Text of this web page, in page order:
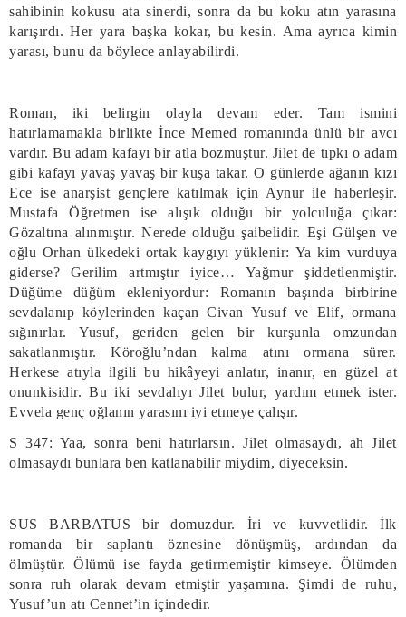
sahibinin kokusu ata sinerdi, sonra da bu koku atın yarasına
karışırdı. Her yara başka kokar, bu kesin. Ama ayrıca kimin
yarası, bunu da böylece anlayabilirdi.
Roman, iki belirgin olayla devam eder. Tam ismini
hatırlamamakla birlikte İnce Memed romanında ünlü bir avcı
vardır. Bu adam kafayı bir atla bozmuştur. Jilet de tıpkı o adam
gibi kafayı yavaş yavaş bir kuşa takar. O günlerde ağanın kızı
Ece ise anarşist gençlere katılmak için Aynur ile haberleşir.
Mustafa Öğretmen ise alışık olduğu bir yolculuğa çıkar:
Gözaltına alınmıştır. Nerede olduğu şaibelidir. Eşi Gülşen ve
oğlu Orhan ülkedeki ortak kaygıyı yüklenir: Ya kim vurduya
giderse? Gerilim artmıştır iyice… Yağmur şiddetlenmiştir.
Düğüme düğüm ekleniyordur: Romanın başında birbirine
sevdalanıp köylerinden kaçan Civan Yusuf ve Elif, ormana
sığınırlar. Yusuf, geriden gelen bir kurşunla omzundan
sakatlanmıştır. Köroğlu’ndan kalma atını ormana sürer.
Herkese atıyla ilgili bu hikâyeyi anlatır, inanır, en güzel at
onunkisidir. Bu iki sevdalıyı Jilet bulur, yardım etmek ister.
Evvela genç oğlanın yarasını iyi etmeye çalışır.
S 347: Yaa, sonra beni hatırlarsın. Jilet olmasaydı, ah Jilet
olmasaydı bunlara ben katlanabilir miydim, diyeceksin.
SUS BARBATUS bir domuzdur. İri ve kuvvetlidir. İlk
romanda bir saplantı öznesine dönüşmüş, ardından da
ölmüştür. Ölümü ise fayda getirmemiştir kimseye. Ölümden
sonra ruh olarak devam etmiştir yaşamına. Şimdi de ruhu,
Yusuf’un atı Cennet’in içindedir.